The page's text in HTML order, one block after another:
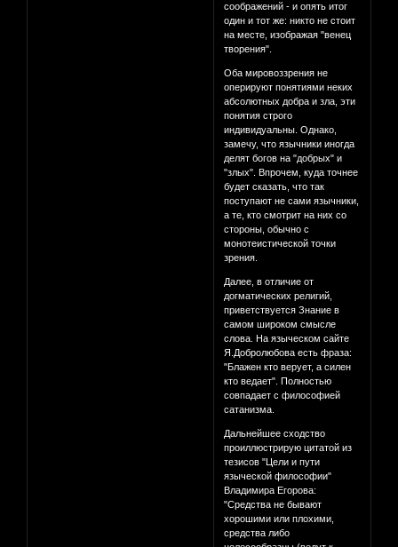
соображений - и опять итог
один и тот же: никто не стоит
на месте, изображая "венец
творения".
Оба мировоззрения не
оперируют понятиями неких
абсолютных добра и зла, эти
понятия строго
индивидуальны. Однако,
замечу, что язычники иногда
делят богов на "добрых" и
"злых". Впрочем, куда точнее
будет сказать, что так
поступают не сами язычники,
а те, кто смотрит на них со
стороны, обычно с
монотеистической точки
зрения.
Далее, в отличие от
догматических религий,
приветствуется Знание в
самом широком смысле
слова. На языческом сайте
Я.Добролюбова есть фраза:
"Блажен кто верует, а силен
кто ведает". Полностью
совпадает с философией
сатанизма.
Дальнейшее сходство
проиллюстрирую цитатой из
тезисов "Цели и пути
языческой философии"
Владимира Егорова:
"Средства не бывают
хорошими или плохими,
средства либо